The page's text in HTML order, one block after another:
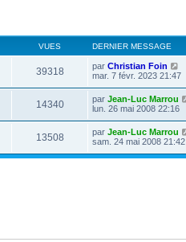
VUES DERNIER MESSAGE
39318 par Christian Foin
mar. 7 févr. 2023 21:47
14340 par Jean-Luc Marrou
lun. 26 mai 2008 22:16
13508 par Jean-Luc Marrou
sam. 24 mai 2008 21:42